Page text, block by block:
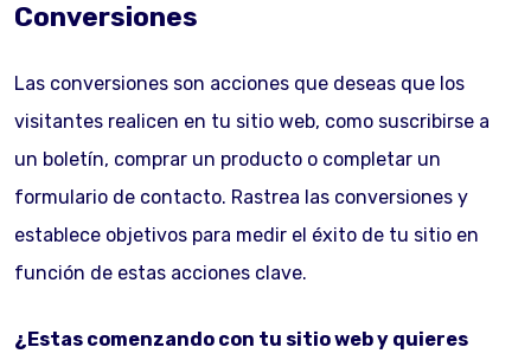
Conversiones
Las conversiones son acciones que deseas que los
visitantes realicen en tu sitio web, como suscribirse a
un boletín, comprar un producto o completar un
formulario de contacto. Rastrea las conversiones y
establece objetivos para medir el éxito de tu sitio en
función de estas acciones clave.
¿Estas comenzando con tu sitio web y quieres